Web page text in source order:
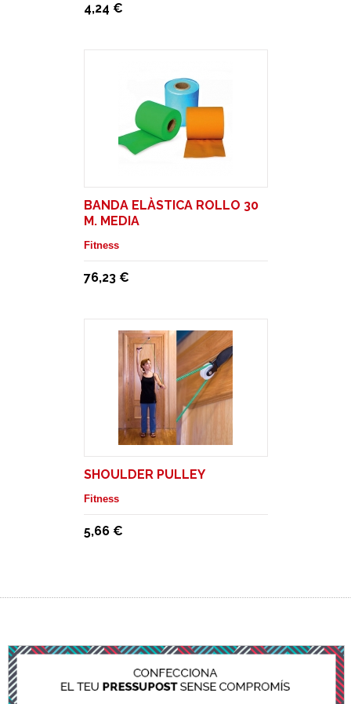
4,24 €
BANDA ELÀSTICA ROLLO 30
M. MEDIA
Fitness
76,23 €
SHOULDER PULLEY
Fitness
5,66 €